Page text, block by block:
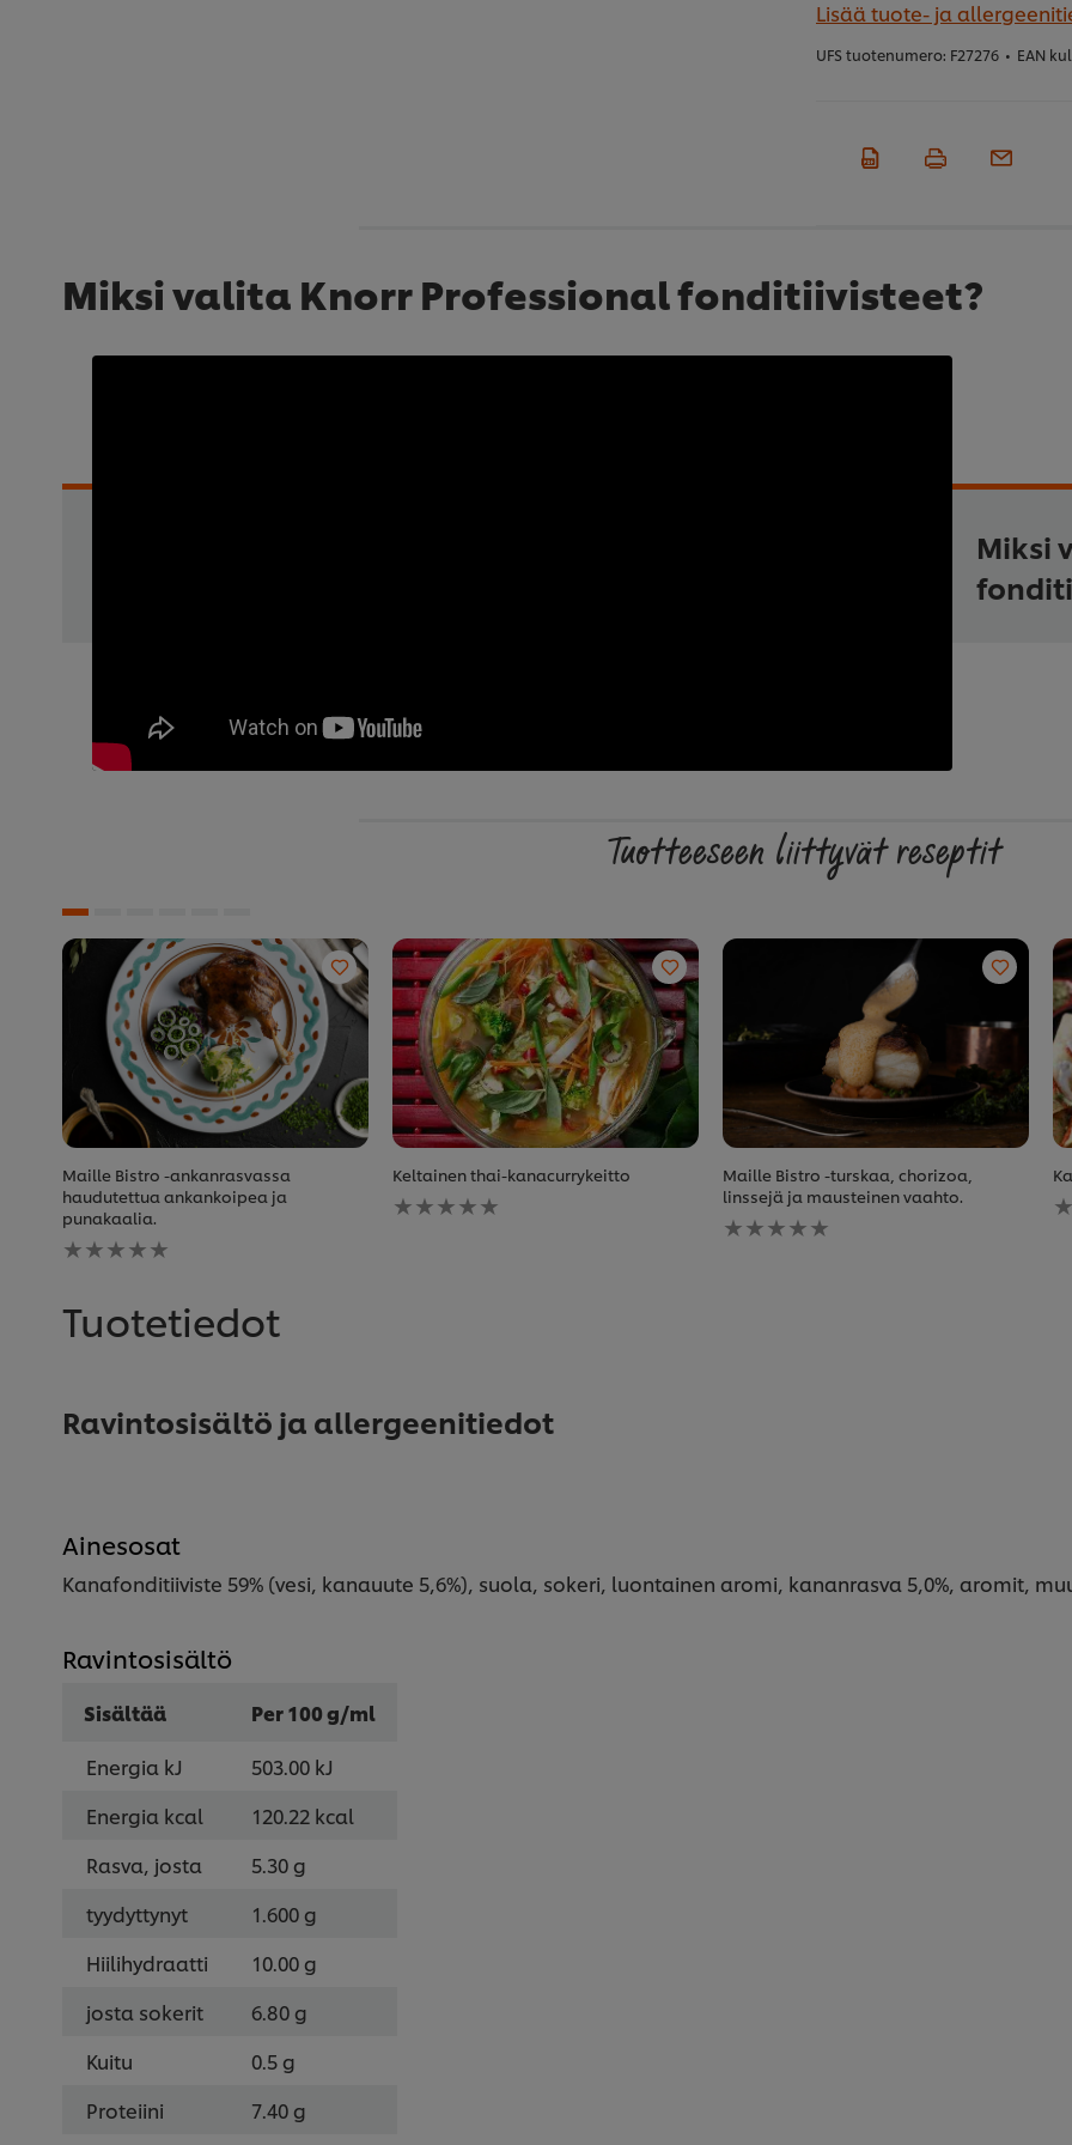
Lisää tuote- ja
UFS tuotenumero: F27276 • EAN
Miksi valita Knorr Professional fonditiivisteet?
Miksi
Tuotteeseen liittyvät reseptit
Maille Bistro -ankanrasvassa
haudutettua ankankoipea ja
punakaalia.
Ei
arvioita
Keltainen thai-kanacurrykeitto
Ei
arvioita
Maille Bistro -turskaa, chorizoa,
linssejä ja mausteinen vaahto.
Ei
arvioita
Ei
Tuotetiedot
Ravintosisältö ja allergeenitiedot
Ainesosat
Kanafonditiiviste 59% (vesi, kanauute 5,6%), suola, sokeri, luontainen aromi, kananrasva 5,0%, aromit,
Ravintosisältö
Sisältää
Per 100 g/ml
Energia kJ
503.00 kJ
Energia kcal
120.22 kcal
Rasva, josta
5.30 g
tyydyttynyt
1.600 g
Hiilihydraatti
10.00 g
josta sokerit
6.80 g
Kuitu
0.5 g
Proteiini
7.40 g